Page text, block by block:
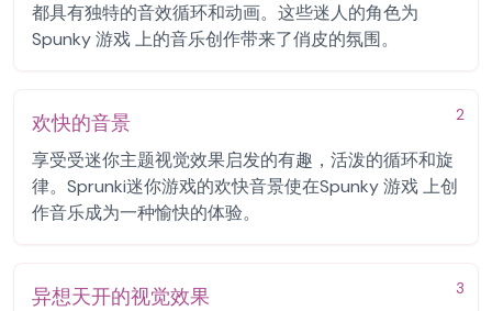
都具有独特的音效循环和动画。这些迷人的角色为
Spunky 游戏 上的音乐创作带来了俏皮的氛围。
2
欢快的音景
享受受迷你主题视觉效果启发的有趣，活泼的循环和旋
律。Sprunki迷你游戏的欢快音景使在Spunky 游戏 上创
作音乐成为一种愉快的体验。
3
异想天开的视觉效果